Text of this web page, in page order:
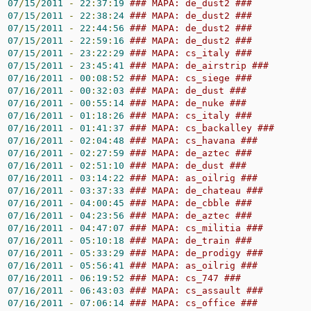
07/15/2011 - 22 :37 : 19
### MAPA: de_dust2 ###
07/15/2011 - 22 :38 : 24 ### MAPA: de_dust2 ###
07/15/2011 - 22 :44 : 56
### MAPA: de_dust2 ###
07/15/2011 - 22 : 59 : 16
### MAPA: de_dust2 ###
07/15/2011 - 23 : 22 : 29
### MAPA: cs_italy ###
07/15/2011 - 23 :45 :41
### MAPA: de_airstrip ###
07/16/2011 - 00 :08 : 52
### MAPA: cs_siege ###
07/16/2011 - 00 :32 :03
### MAPA: de_dust ###
07/16/2011 - 00 : 55 : 14 ### MAPA: de_nuke ###
07/16/2011 - 01 : 18 : 26
### MAPA: cs_italy ###
07/16/2011 - 01 :41 :37
### MAPA: cs_backalley ###
07/16/2011 - 02 :04 :48
### MAPA: cs_havana ###
07/16/2011 - 02 : 27 : 59
### MAPA: de_aztec ###
07/16/2011 - 02 : 51 : 10
### MAPA: de_dust ###
07/16/2011 - 03 : 14 : 22
### MAPA: as_oilrig ###
07/16/2011 - 03 :37 :33
### MAPA: de_chateau ###
07/16/2011 - 04 :00 :45
### MAPA: de_cbble ###
07/16/2011 - 04 : 23 : 56
### MAPA: de_aztec ###
07/16/2011 - 04 :47 :07
### MAPA: cs_militia ###
07/16/2011 - 05 : 10 : 18
### MAPA: de_train ###
07/16/2011 - 05 :33 : 29
### MAPA: de_prodigy ###
07/16/2011 - 05 : 56 :41
### MAPA: as_oilrig ###
07/16/2011 - 06 : 19 : 52
### MAPA: cs_747 ###
07/16/2011 - 06 :43 :03
### MAPA: cs_assault ###
07/16/2011 - 07 :06 : 14 ### MAPA: cs_office ###